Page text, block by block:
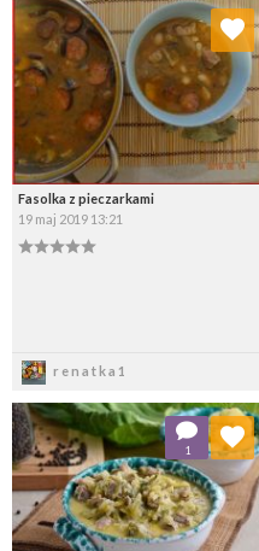
Fasolka z pieczarkami
19 maj 2019 13:21
renatka1
Dodaj do ulubionych
Wybierz listę:
1
Dodaj do ulubionych
Wybierz listę: